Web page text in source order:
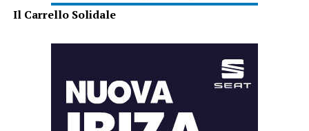
Il Carrello Solidale